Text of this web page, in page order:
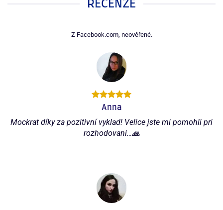
RECENZE
Z Facebook.com, neověřené.
Anna
Mockrat díky za pozitivní vyklad! Velice jste mi pomohli pri
rozhodovani…🙏